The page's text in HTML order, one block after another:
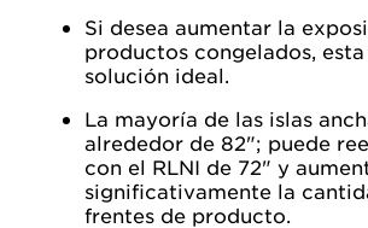
Si desea aumentar la
productos congelados, esta
solución ideal.
La mayoría de las islas
alrededor de 82"; puede
con el RLNI de 72" y
significativamente la
frentes de producto.